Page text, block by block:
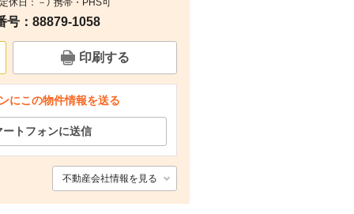
休日：－） 携帯・PHS可
号：88879-1058
印刷する
にこの物件情報を送る
トフォンに送信
不動産会社情報を見る